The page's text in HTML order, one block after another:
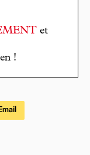
et
!
Email